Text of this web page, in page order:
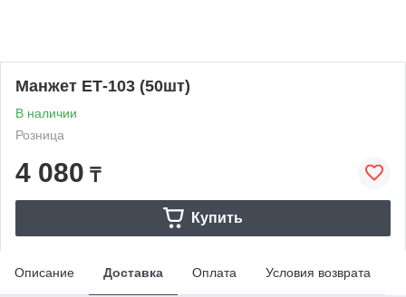
Манжет ЕТ-103 (50шт)
В наличии
Розница
4 080 ₸
Купить
Описание Доставка Оплата Условия возврата